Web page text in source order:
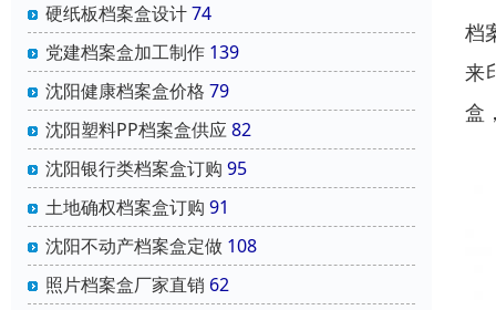
硬纸板档案盒设计74
党建档案盒加工制作 139
沈阳健康档案盒价格 79
沈阳塑料PP档案盒供应82
沈阳银行类档案盒订购 95
土地确权档案盒订购 91
沈阳不动产档案盒定做 108
照片档案盒厂家直销 62
档
来
盒